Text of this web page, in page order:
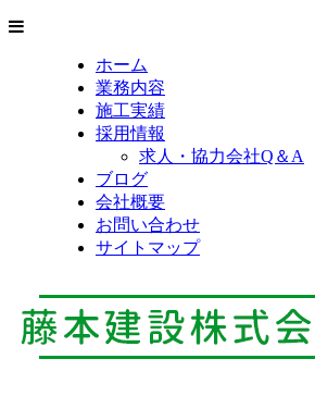
ホーム
業務内容
施工実績
採用情報
求人・協力会社Q＆A
ブログ
会社概要
お問い合わせ
サイトマップ